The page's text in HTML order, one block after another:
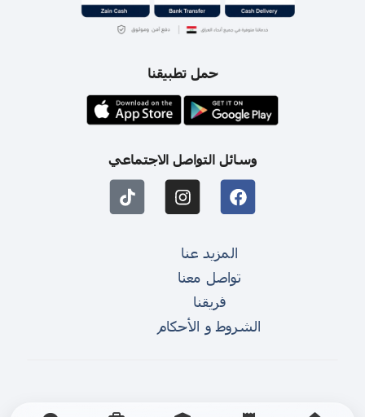
حمل تطبيقنا
وسائل التواصل الاجتماعي
المزيد عنا
تواصل معنا
فريقنا
الشروط و الأحكام